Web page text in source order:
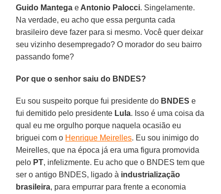
Guido Mantega e Antonio Palocci. Singelamente.
Na verdade, eu acho que essa pergunta cada
brasileiro deve fazer para si mesmo. Você quer deixar
seu vizinho desempregado? O morador do seu bairro
passando fome?
Por que o senhor saiu do BNDES?
Eu sou suspeito porque fui presidente do BNDES e
fui demitido pelo presidente Lula. Isso é uma coisa da
qual eu me orgulho porque naquela ocasião eu
briguei com o Henrique Meirelles. Eu sou inimigo do
Meirelles, que na época já era uma figura promovida
pelo PT, infelizmente. Eu acho que o BNDES tem que
ser o antigo BNDES, ligado à industrialização
brasileira, para empurrar para frente a economia